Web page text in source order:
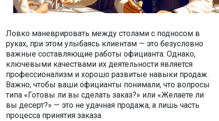
Ловко маневрировать между столами с подносом в
руках, при этом улыбаясь клиентам — это безусловно
важные составляющие работы официанта. Однако,
ключевыми качествами их деятельности является
профессионализм и хорошо развитые навыки продаж.
Важно, чтобы ваши официанты понимали, что вопросы
типа «Готовы ли вы сделать заказ?» или «Желаете ли
вы десерт?» — это не удачная продажа, а лишь часть
процесса принятия заказа.